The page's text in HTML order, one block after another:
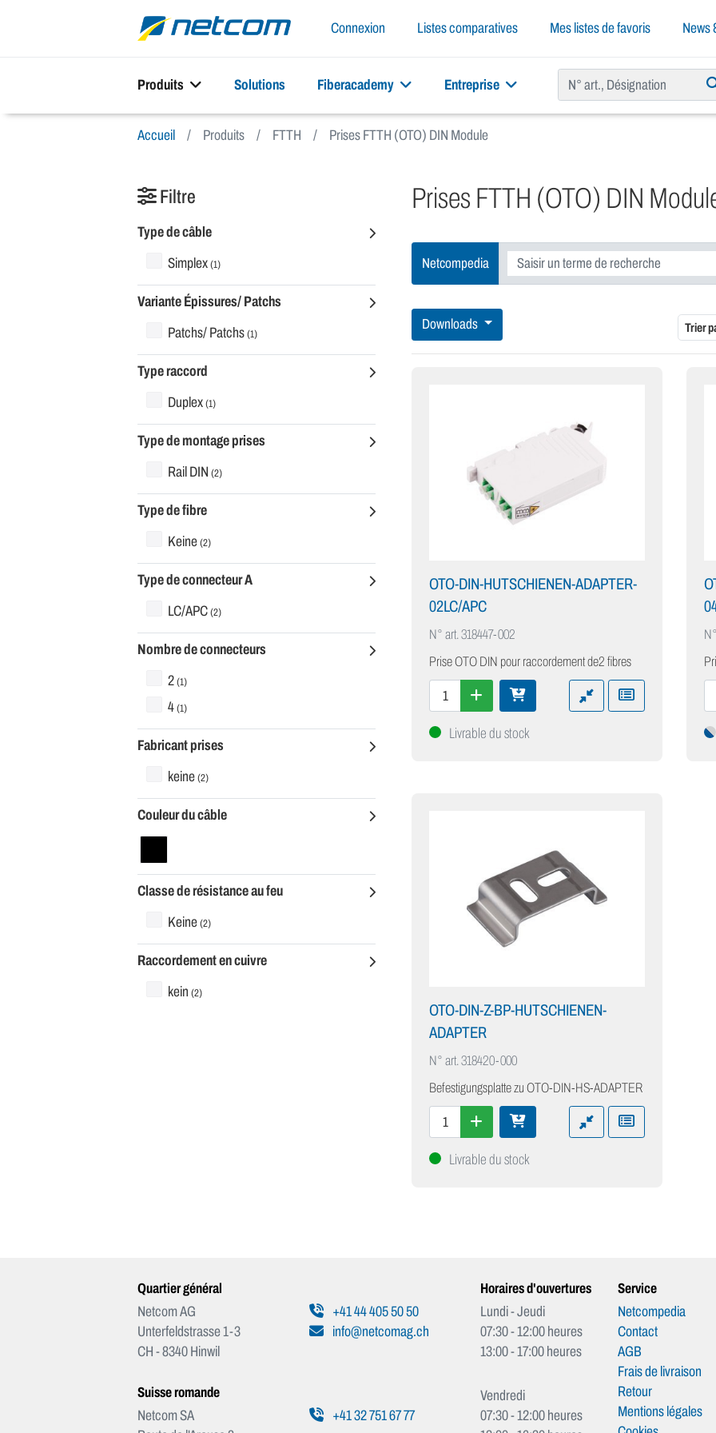
Connexion Listes comparatives Mes listes de favoris News
Produits Solutions Fiberacademy Entreprise
Accueil Produits FTTH Prises FTTH (OTO) DIN Module
Prises FTTH (OTO) DIN
Filtre
Type de câble
Simplex (1)
Variante Épissures/ Patchs
Patchs/ Patchs (1)
Type raccord
Duplex (1)
Type de montage prises
Rail DIN (2)
Type de fibre
Keine (2)
Type de connecteur A
LC/APC (2)
Nombre de connecteurs
2 (1)
4 (1)
Fabricant prises
keine (2)
Couleur du câble
Classe de résistance au feu
Keine (2)
Raccordement en cuivre
kein (2)
Netcompedia
Downloads Trier
OTO-DIN-HUTSCHIENEN-ADAPTER-
02LC/APC
N° art.318447-002
Prise OTO DIN pour raccordement de2 fibres
Livrable du stock
OTO-DIN-Z-BP-HUTSCHIENEN-
ADAPTER
N° art.318420-000
Befestigungsplatte zu OTO-DIN-HS-ADAPTER
Livrable du stock
Quartier général
Netcom AG
Unterfeldstrasse 1-3
CH - 8340 Hinwil
+41 44 405 50 50
info@netcomag.ch
Suisse romande
Netcom SA
+41 32 751 67 77
Horaires d'ouvertures
Lundi - Jeudi
07:30 - 12:00 heures
13:00 - 17:00 heures
Vendredi
07:30 - 12:00 heures
Service
Netcompedia
Contact
AGB
Frais de livraison
Retour
Mentions légales